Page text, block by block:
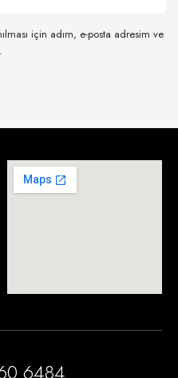
için adım, e-posta adresim ve
6484